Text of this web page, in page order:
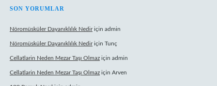
SON YORUMLAR
Nöromüsküler Dayanıklılık Nediriçin admin
Nöromüsküler Dayanıklılık Nediriçin Tunç
Cellatlarin Neden Mezar Taşı Olmaz için admin
Cellatlarin Neden Mezar Taşı Olmaz için Arven